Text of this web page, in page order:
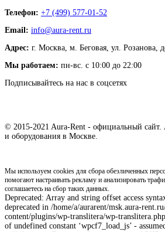
Телефон: +7 (499) 577-01-52
Email: info@aura-rent.ru
Адрес: г. Москва, м. Беговая, ул. Розанова,
Мы работаем: пн-вс. с 10:00 до 22:00
Подписывайтесь на нас в соцсетях
© 2015-2021 Aura-Rent - официальный сайт.
и оборудования в Москве.
Мы используем cookies для сбора обезличенных
помогают настраивать рекламу и анализировать
соглашаетесь на сбор таких данных.
Deprecated: Array and string offset access
deprecated in /home/a/aurarent/msk.aura-
content/plugins/wp-translitera/wp-
of undefined constant ‘wpcf7_load_js’ -